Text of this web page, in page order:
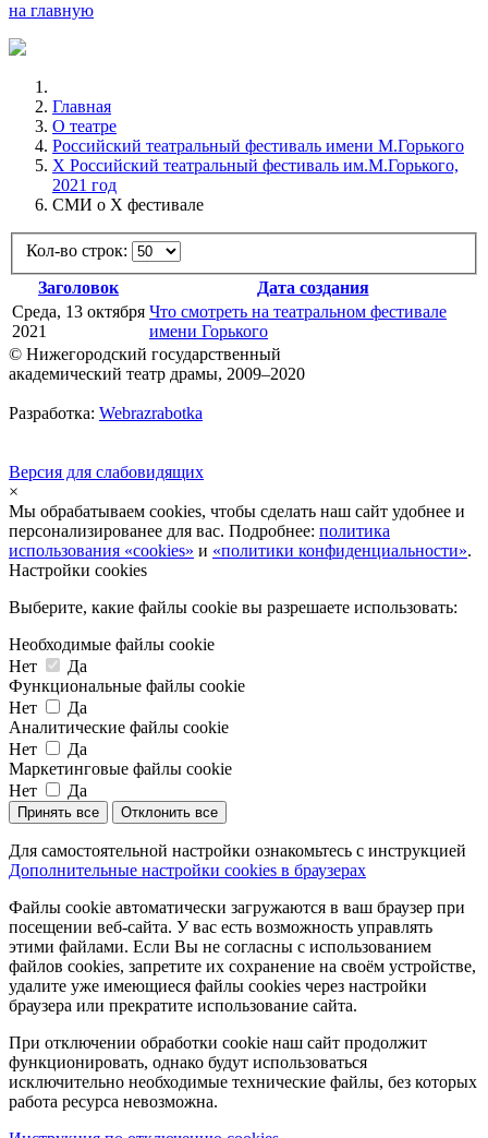
на главную
Главная
О театре
Российский театральный фестиваль имени М.Горького
X Российский театральный фестиваль им.М.Горького,
2021 год
СМИ о X фестивале
Кол-во строк:
Заголовок
Дата создания
Среда, 13 октября
2021
Что смотреть на театральном фестивале
имени Горького
© Нижегородский государственный
академический театр драмы, 2009–2020
Разработка: Webrazrabotka
Версия для слабовидящих
×
Мы обрабатываем cookies, чтобы сделать наш сайт удобнее и
персонализированее для вас. Подробнее: политика
использования «cookies» и «политики конфиденциальности».
Настройки cookies
Выберите, какие файлы cookie вы разрешаете использовать:
Необходимые файлы cookie
Нет
Да
Функциональные файлы cookie
Нет
Да
Аналитические файлы cookie
Нет
Да
Маркетинговые файлы cookie
Нет
Да
Принять все Отклонить все
Для самостоятельной настройки ознакомьтесь с инструкцией
Дополнительные настройки cookies в браузерах
Файлы cookie автоматически загружаются в ваш браузер при
посещении веб-сайта. У вас есть возможность управлять
этими файлами. Если Вы не согласны с использованием
файлов cookies, запретите их сохранение на своём устройстве,
удалите уже имеющиеся файлы cookies через настройки
браузера или прекратите использование сайта.
При отключении обработки cookie наш сайт продолжит
функционировать, однако будут использоваться
исключительно необходимые технические файлы, без которых
работа ресурса невозможна.